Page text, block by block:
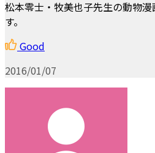
松本零士・牧美也子先生の動物
す。
Good
2016/01/07